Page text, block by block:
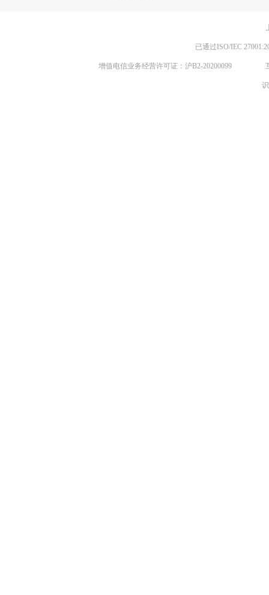
已通过ISO/IEC
增值电信业务经营许可证：沪B2-20200099